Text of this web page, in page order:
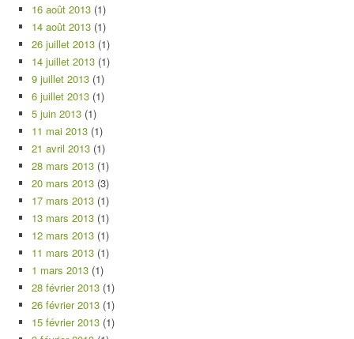
16 août 2013 (1)
14 août 2013 (1)
26 juillet 2013 (1)
14 juillet 2013 (1)
9 juillet 2013 (1)
6 juillet 2013 (1)
5 juin 2013 (1)
11 mai 2013 (1)
21 avril 2013 (1)
28 mars 2013 (1)
20 mars 2013 (3)
17 mars 2013 (1)
13 mars 2013 (1)
12 mars 2013 (1)
11 mars 2013 (1)
1 mars 2013 (1)
28 février 2013 (1)
26 février 2013 (1)
15 février 2013 (1)